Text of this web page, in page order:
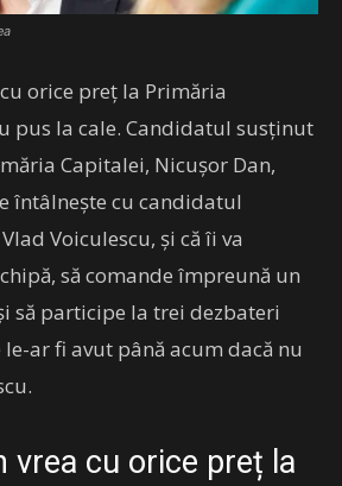
orice preț la Primăria
pus la cale. Candidatul susținut
Capitalei, Nicușor Dan,
întâlnește cu candidatul
Voiculescu, și că îi va
să comande împreună un
să participe la trei dezbateri
ar fi avut până acum dacă nu
vrea cu orice preț la